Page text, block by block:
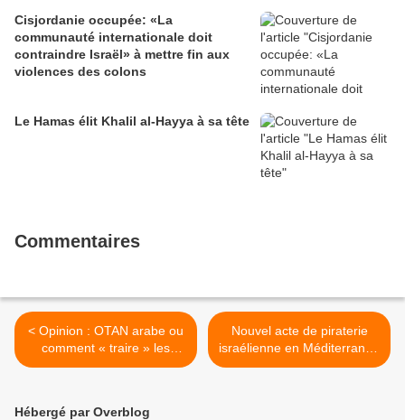
Cisjordanie occupée: «La
communauté internationale doit
contraindre Israël» à mettre fin aux
violences des colons
Le Hamas élit Khalil al-Hayya à sa tête
Commentaires
< Opinion : OTAN arabe ou
comment « traire » les
monarchies et maintenir la
Nouvel acte de piraterie
israélienne en Méditerranée
>
Hébergé par Overblog